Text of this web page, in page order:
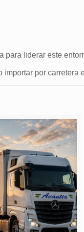
para liderar este
importar por carretera